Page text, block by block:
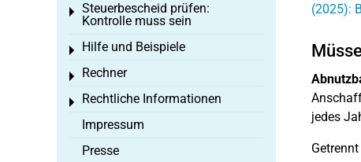
(2025):
jedes
Steuerbescheid prüfen:
Kontrolle muss sein
Toggle menu
Hilfe und Beispiele
Toggle menu
Rechner
Toggle menu
Rechtliche Informationen
Toggle menu
Impressum
Presse